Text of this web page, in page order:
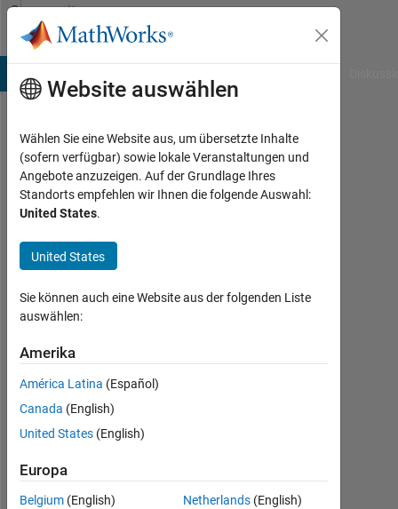
Weiter zum Inhalt
Community
Profile
Sara
Warix
Last
fast 3
Jahre
vor
seit
2020
Followers:
0
Website auswählen
Wählen Sie eine Website aus, um übersetzte Inhalte
(sofern verfügbar) sowie lokale Veranstaltungen und
Angebote anzuzeigen. Auf der Grundlage Ihres
Standorts empfehlen wir Ihnen die folgende Auswahl:
United States.
United States
Sie können auch eine Website aus der folgenden Liste
auswählen:
Amerika
América Latina (Español)
Canada (English)
United States (English)
Europa
Belgium (English)
Netherlands (English)